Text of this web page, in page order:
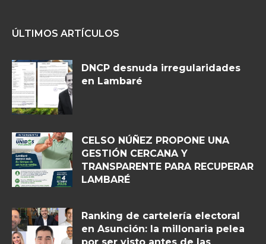
ÚLTIMOS ARTÍCULOS
DNCP desnuda irregularidades
en Lambaré
CELSO NÚÑEZ PROPONE UNA
GESTIÓN CERCANA Y
TRANSPARENTE PARA RECUPERAR
LAMBARÉ
Ranking de cartelería electoral
en Asunción: la millonaria pelea